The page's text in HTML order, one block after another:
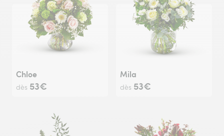
Chloe
dès 53€
Mila
dès 53€